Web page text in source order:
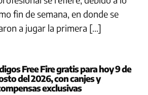
fin de semana, en donde se
a jugar la primera […]
Free Fire gratis para hoy 9 de
del 2026, con canjes y
exclusivas